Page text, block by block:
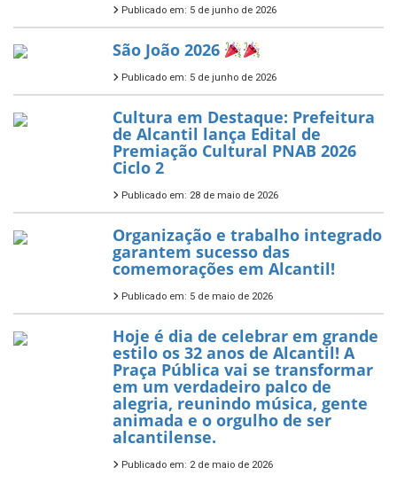
Publicado em: 5 de junho de 2026
São João 2026
Publicado em: 5 de junho de 2026
Cultura em Destaque: Prefeitura
de Alcantil lança Edital de
Premiação Cultural PNAB 2026
Ciclo 2
Publicado em: 28 de maio de 2026
Organização e trabalho integrado
garantem sucesso das
comemorações em Alcantil!
Publicado em: 5 de maio de 2026
Hoje é dia de celebrar em grande
estilo os 32 anos de Alcantil! A
Praça Pública vai se transformar
em um verdadeiro palco de
alegria, reunindo música, gente
animada e o orgulho de ser
alcantilense.
Publicado em: 2 de maio de 2026